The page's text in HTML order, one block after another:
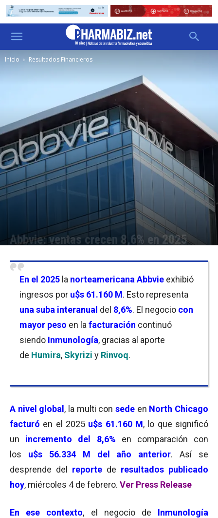
Inicio Resultados Financieros
Abbvie: ventas crecen 8,6% en 2025
En el 2025 la norteamericana Abbvie exhibió
ingresos por u$s 61.160 M. Esto representa
una suba interanual del 8,6%. El negocio con
mayor peso en la facturación continuó
siendo Inmunología, gracias al aporte
de Humira, Skyrizi y Rinvoq.
A nivel global , la multi consede en North Chicago
facturó en el 2025 u$s 61.160 M, lo que significó
un incremento del 8,6% en comparación con
los u$s 56.334 M del año anterior. Así se
desprende del
reporte de resultados publicado
hoy, miércoles 4 de febrero. Ver Press Release
En ese contexto, el negocio de Inmunología